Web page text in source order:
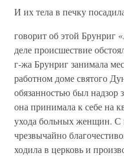
И их тела в печку
говорит об этой Брунриг
деле происшествие
г-жа Брунриг занимала
работном доме святого
обязанностью был надзор
она принимала к себе на
ухода больных женщин. С
чрезвычайно
ходила в церковь и